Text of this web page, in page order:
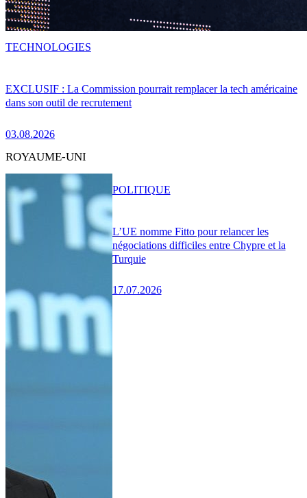
EXCLUSIF : La Commission pourrait remplacer la tech américaine
dans son outil de recrutement
03.08.2026
TECHNOLOGIES
ROYAUME-UNI
L’UE nomme Fitto pour relancer les
négociations difficiles entre Chypre et la
Turquie
17.07.2026
POLITIQUE